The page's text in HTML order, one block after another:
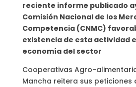
reciente informe publicado
Comisión Nacional de los
Competencia (CNMC)
existencia de esta actividad
economía del sector
Cooperativas Agro-
Mancha reitera sus peticiones